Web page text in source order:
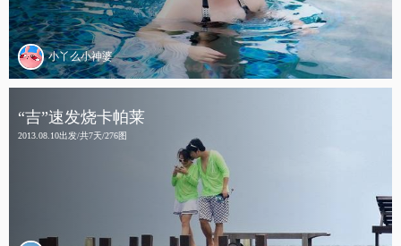
小丫么小神婆
“吉”速发烧卡帕莱
2013.08.10出发/共7天/276图